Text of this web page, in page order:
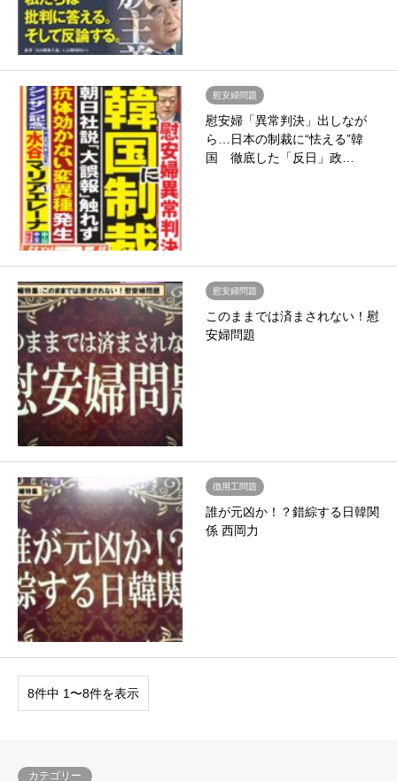
慰安婦問題
慰安婦「異常判決」出しなが
ら…日本の制裁に“怯える”韓
国 徹底した「反日」政…
慰安婦問題
このままでは済まされない！慰
安婦問題
徴用工問題
誰が元凶か！？錯綜する日韓関
係 西岡力
8件中 1〜8件を表示
カテゴリー